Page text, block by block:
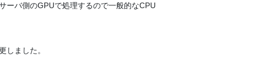
ーバ側のGPUで処理するので一般的なCPU
しました。